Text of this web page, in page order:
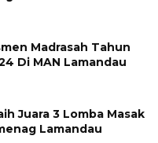
Madrasah Tahun
Di MAN Lamandau
Juara 3 Lomba Masak
Lamandau